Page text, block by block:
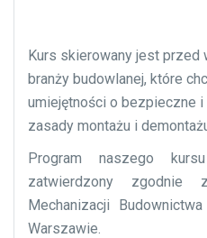
Kurs skierowany jest
branży budowlanej, które
umiejętności o bezpieczne
zasady montażu i
Program naszego
zatwierdzony zgodnie
Mechanizacji
Warszawie.